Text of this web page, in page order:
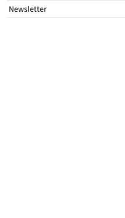
Newsletter